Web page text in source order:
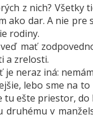
z nich? Všetky
ako dar. A nie
rodiny.
mať
a zrelosti.
je neraz iná:
lebo sme na
tu ešte priestor,
druhému v